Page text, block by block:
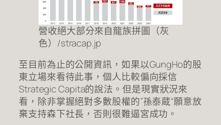
營收絕大部分來自龍族拼圖（灰
色）/stracap.jp
至目前為止的公開資訊，如果以GungHo的股
東立場來看待此事，個人比較偏向採信
Strategic Capita的說法。但是現實狀況來
看，除非掌握絕對多數股權的”孫泰蔵“願意放
棄支持森下社長，否則很難逼宮成功。